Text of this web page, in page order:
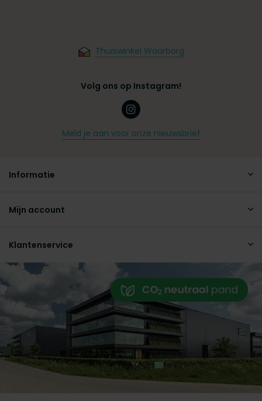
Thuiswinkel Waarborg
Volg ons op Instagram!
Meld je aan voor onze nieuwsbrief
Informatie
Mijn account
Klantenservice